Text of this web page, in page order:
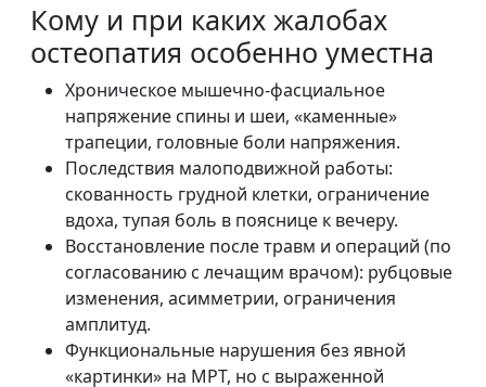
Кому и при каких жалобах
остеопатия особенно уместна
Хроническое мышечно-фасциальное
напряжение спины и шеи, «каменные»
трапеции, головные боли напряжения.
Последствия малоподвижной работы:
скованность грудной клетки, ограничение
вдоха, тупая боль в пояснице к вечеру.
Восстановление после травм и операций (по
согласованию с лечащим врачом): рубцовые
изменения, асимметрии, ограничения
амплитуд.
Функциональные нарушения без явной
«картинки» на МРТ, но с выраженной